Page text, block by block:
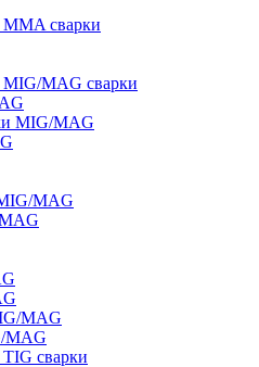
MMA сварки
MIG/MAG сварки
MIG/MAG
MAG
MAG
MAG
сварки